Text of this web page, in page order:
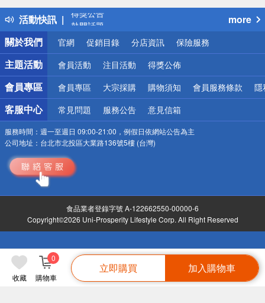
收藏 購物車
0
立即購買 加入購物車
活動快訊
得獎公告
熱門話題
銀行優惠
偏遠地區配送
詐騙網頁！請小心！
more
關於我們
官網 促銷目錄 分店資訊 保險服務
主題活動 會員活動 注目活動 得獎公佈
會員專區 會員專區 大宗採購 購物須知 會員服務條款 隱
客服中心 常見問題 服務公告 意見信箱
服務時間： 週一至週日 09:00-21:00，例假日依網站公告為主
公司地址： 台北市北投區大業路136號5樓 (台灣)
食品業者登錄字號 A-122662550-00000-6
Copyright©2026 Uni-Prosperity Lifestyle Corp. All Right Reserved